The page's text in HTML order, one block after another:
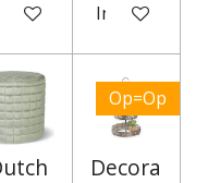
winkelwagenIn
Op=Op
Decora